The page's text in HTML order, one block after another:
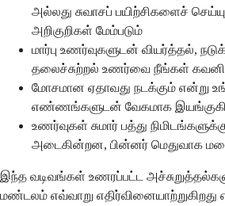
அல்லது சுவாசப் பயிற்சிகளைச்
அறிகுறிகள் மேம்படும்
மார்பு உணர்வுகளுடன் வியர்த்தல்,
தலைச்சுற்றல் உணர்வை நீங்கள்
மோசமான ஏதாவது நடக்கும் என்று
எண்ணங்களுடன் வேகமாக
உணர்வுகள் சுமார் பத்து
அடைகின்றன, பின்னர் மெதுவாக
இந்த வடிவங்கள் உணரப்பட்ட
மண்டலம் எவ்வாறு